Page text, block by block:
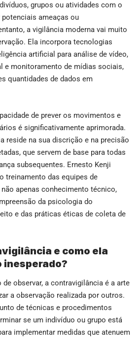
grupos ou atividades com o
ameaças ou
a vigilância moderna vai muito
Ela incorpora tecnologias
artificial para análise de vídeo,
e monitoramento de mídias sociais,
quantidades de dados em
de prever os movimentos e
é significativamente aprimorada.
reside na sua discrição e na precisão
que servem de base para todas
subsequentes. Ernesto Kenji
treinamento das equipes de
apenas conhecimento técnico,
da psicologia do
e das práticas éticas de coleta de
e como ela
inesperado?
observar, a contravigilância é a arte
a observação realizada por outros.
de técnicas e procedimentos
se um indivíduo ou grupo está
implementar medidas que atenuem